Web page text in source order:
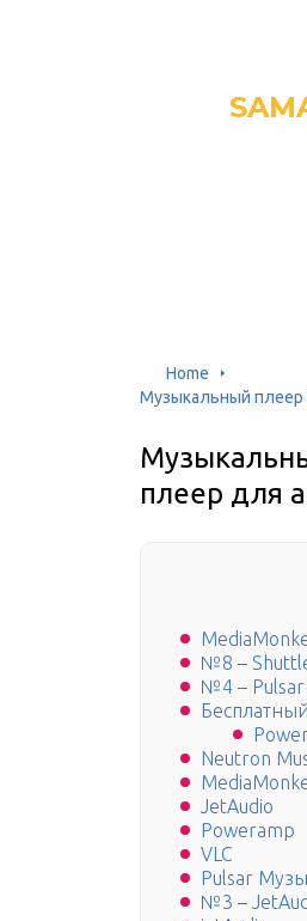
Home
Музыкальный плеер
плеер для
№8 –
№4 – Pulsar
Neutron
JetAudio
Poweramp
VLC
Pulsar
№3 –